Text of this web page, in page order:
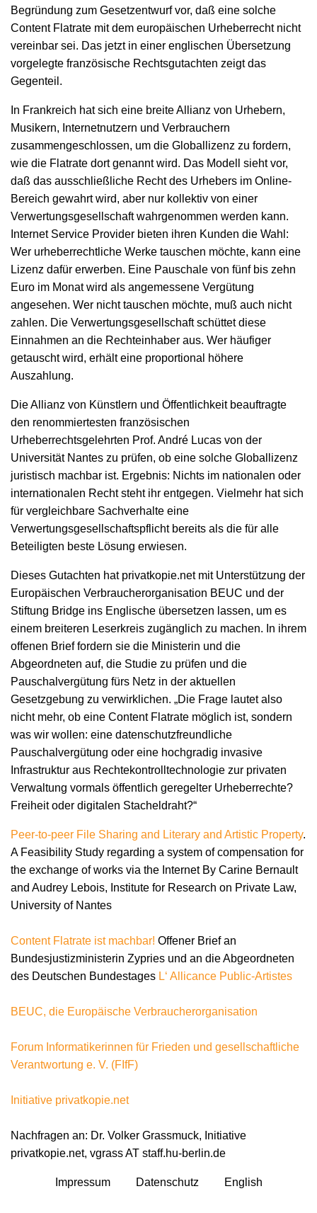
Begründung zum Gesetzentwurf vor, daß eine solche
Content Flatrate mit dem europäischen Urheberrecht nicht
vereinbar sei. Das jetzt in einer englischen Übersetzung
vorgelegte französische Rechtsgutachten zeigt das
Gegenteil.
In Frankreich hat sich eine breite Allianz von Urhebern,
Musikern, Internetnutzern und Verbrauchern
zusammengeschlossen, um die Globallizenz zu fordern,
wie die Flatrate dort genannt wird. Das Modell sieht vor,
daß das ausschließliche Recht des Urhebers im Online-
Bereich gewahrt wird, aber nur kollektiv von einer
Verwertungsgesellschaft wahrgenommen werden kann.
Internet Service Provider bieten ihren Kunden die Wahl:
Wer urheberrechtliche Werke tauschen möchte, kann eine
Lizenz dafür erwerben. Eine Pauschale von fünf bis zehn
Euro im Monat wird als angemessene Vergütung
angesehen. Wer nicht tauschen möchte, muß auch nicht
zahlen. Die Verwertungsgesellschaft schüttet diese
Einnahmen an die Rechteinhaber aus. Wer häufiger
getauscht wird, erhält eine proportional höhere
Auszahlung.
Die Allianz von Künstlern und Öffentlichkeit beauftragte
den renommiertesten französischen
Urheberrechtsgelehrten Prof. André Lucas von der
Universität Nantes zu prüfen, ob eine solche Globallizenz
juristisch machbar ist. Ergebnis: Nichts im nationalen oder
internationalen Recht steht ihr entgegen. Vielmehr hat sich
für vergleichbare Sachverhalte eine
Verwertungsgesellschaftspflicht bereits als die für alle
Beteiligten beste Lösung erwiesen.
Dieses Gutachten hat privatkopie.net mit Unterstützung der
Europäischen Verbraucherorganisation BEUC und der
Stiftung Bridge ins Englische übersetzen lassen, um es
einem breiteren Leserkreis zugänglich zu machen. In ihrem
offenen Brief fordern sie die Ministerin und die
Abgeordneten auf, die Studie zu prüfen und die
Pauschalvergütung fürs Netz in der aktuellen
Gesetzgebung zu verwirklichen. „Die Frage lautet also
nicht mehr, ob eine Content Flatrate möglich ist, sondern
was wir wollen: eine datenschutzfreundliche
Pauschalvergütung oder eine hochgradig invasive
Infrastruktur aus Rechtekontrolltechnologie zur privaten
Verwaltung vormals öffentlich geregelter Urheberrechte?
Freiheit oder digitalen Stacheldraht?“
Peer-to-peer File Sharing and Literary and Artistic Property.
A Feasibility Study regarding a system of compensation for
the exchange of works via the Internet By Carine Bernault
and Audrey Lebois, Institute for Research on Private Law,
University of Nantes
Content Flatrate ist machbar! Offener Brief an
Bundesjustizministerin Zypries und an die Abgeordneten
des Deutschen Bundestages L‘ Allicance Public-Artistes
BEUC, die Europäische Verbraucherorganisation
Forum Informatikerinnen für Frieden und gesellschaftliche
Verantwortung e. V. (FIfF)
Initiative privatkopie.net
Nachfragen an: Dr. Volker Grassmuck, Initiative
privatkopie.net, vgrass AT staff.hu-berlin.de
Impressum Datenschutz English